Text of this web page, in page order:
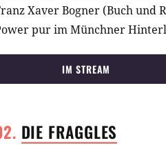
Xaver Bogner (Buch und
pur im Münchner
IM STREAM
DIE FRAGGLES